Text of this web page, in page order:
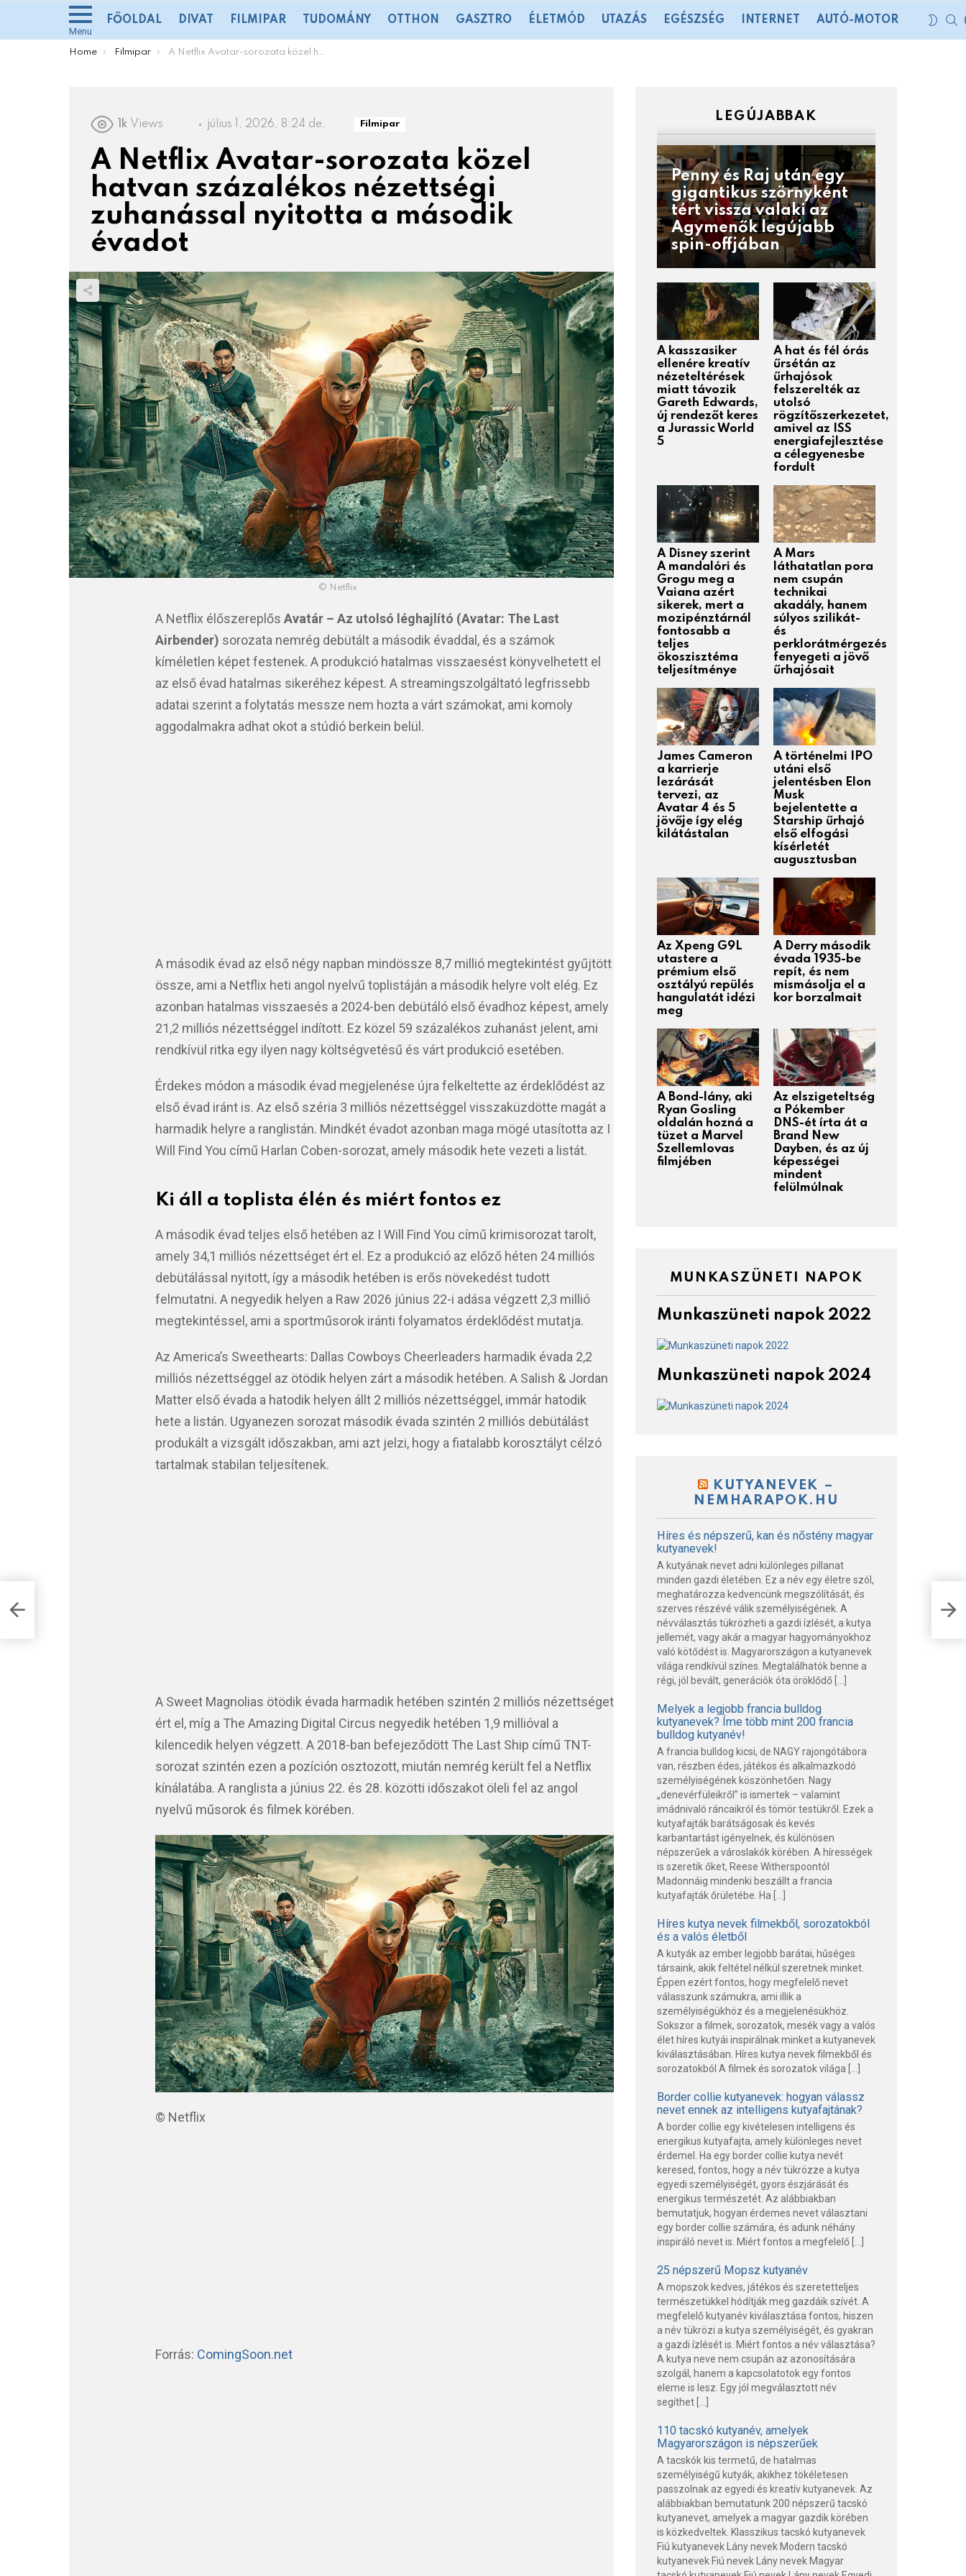
Menu
FŐOLDAL DIVAT FILMIPAR TUDOMÁNY OTTHON GASZTRO ÉLETMÓD UTAZÁS EGÉSZSÉG INTERNET AUTÓ-MOTOR
You are here:
Home Filmipar A Netflix Avatar-sorozata közel hatvan százalékos nézettségi zuhanással nyitotta a második évadot
1k Views július 1, 2026, 8:24 de. Filmipar
A Netflix Avatar-sorozata közel
hatvan százalékos nézettségi
zuhanással nyitotta a második
évadot
© Netflix
A Netflix élőszereplős Avatár – Az utolsó léghajlító (Avatar: The Last
Airbender) sorozata nemrég debütált a második évaddal, és a számok
kíméletlen képet festenek. A produkció hatalmas visszaesést könyvelhetett el
az első évad hatalmas sikeréhez képest. A streamingszolgáltató legfrissebb
adatai szerint a folytatás messze nem hozta a várt számokat, ami komoly
aggodalmakra adhat okot a stúdió berkein belül.
A második évad az első négy napban mindössze 8,7 millió megtekintést gyűjtött
össze, ami a Netflix heti angol nyelvű toplistáján a második helyre volt elég. Ez
azonban hatalmas visszaesés a 2024-ben debütáló első évadhoz képest, amely
21,2 milliós nézettséggel indított. Ez közel 59 százalékos zuhanást jelent, ami
rendkívül ritka egy ilyen nagy költségvetésű és várt produkció esetében.
Érdekes módon a második évad megjelenése újra felkeltette az érdeklődést az
első évad iránt is. Az első széria 3 milliós nézettséggel visszaküzdötte magát a
harmadik helyre a ranglistán. Mindkét évadot azonban maga mögé utasította az I
Will Find You című Harlan Coben-sorozat, amely második hete vezeti a listát.
Ki áll a toplista élén és miért fontos ez
A második évad teljes első hetében az I Will Find You című krimisorozat tarolt,
amely 34,1 milliós nézettséget ért el. Ez a produkció az előző héten 24 milliós
debütálással nyitott, így a második hetében is erős növekedést tudott
felmutatni. A negyedik helyen a Raw 2026 június 22-i adása végzett 2,3 millió
megtekintéssel, ami a sportműsorok iránti folyamatos érdeklődést mutatja.
Az America’s Sweethearts: Dallas Cowboys Cheerleaders harmadik évada 2,2
milliós nézettséggel az ötödik helyen zárt a második hetében. A Salish & Jordan
Matter első évada a hatodik helyen állt 2 milliós nézettséggel, immár hatodik
hete a listán. Ugyanezen sorozat második évada szintén 2 milliós debütálást
produkált a vizsgált időszakban, ami azt jelzi, hogy a fiatalabb korosztályt célzó
tartalmak stabilan teljesítenek.
A Sweet Magnolias ötödik évada harmadik hetében szintén 2 milliós nézettséget
ért el, míg a The Amazing Digital Circus negyedik hetében 1,9 millióval a
kilencedik helyen végzett. A 2018-ban befejeződött The Last Ship című TNT-
sorozat szintén ezen a pozíción osztozott, miután nemrég került fel a Netflix
kínálatába. A ranglista a június 22. és 28. közötti időszakot öleli fel az angol
nyelvű műsorok és filmek körében.
© Netflix
Forrás: ComingSoon.net
LEGÚJABBAK
Penny és Raj után egy
gigantikus szörnyként
tért vissza valaki az
Agymenők legújabb
spin-offjában
A kasszasiker
ellenére kreatív
nézeteltérések
miatt távozik
Gareth Edwards,
új rendezőt keres
a Jurassic World
5
A hat és fél órás
űrsétán az
űrhajósok
felszerelték az
utolsó
rögzítőszerkezetet,
amivel az ISS
energiafejlesztése
a célegyenesbe
fordult
A Disney szerint
A mandalóri és
Grogu meg a
Vaiana azért
sikerek, mert a
mozipénztárnál
fontosabb a
teljes
ökoszisztéma
teljesítménye
A Mars
láthatatlan pora
nem csupán
technikai
akadály, hanem
súlyos szilikát-
és
perklorátmérgezés
fenyegeti a jövő
űrhajósait
James Cameron
a karrierje
lezárását
tervezi, az
Avatar 4 és 5
jövője így elég
kilátástalan
A történelmi IPO
utáni első
jelentésben Elon
Musk
bejelentette a
Starship űrhajó
első elfogási
kísérletét
augusztusban
Az Xpeng G9L
utastere a
prémium első
osztályú repülés
hangulatát idézi
meg
A Derry második
évada 1935-be
repít, és nem
mismásolja el a
kor borzalmait
A Bond-lány, aki
Ryan Gosling
oldalán hozná a
tüzet a Marvel
Szellemlovas
filmjében
Az elszigeteltség
a Pókember
DNS-ét írta át a
Brand New
Dayben, és az új
képességei
mindent
felülmúlnak
MUNKASZÜNETI NAPOK
Munkaszüneti napok 2022
Munkaszüneti napok 2024
KUTYANEVEK –
NEMHARAPOK.HU
Híres és népszerű, kan és nőstény magyar
kutyanevek!
A kutyának nevet adni különleges pillanat
minden gazdi életében. Ez a név egy életre szól,
meghatározza kedvencünk megszólítását, és
szerves részévé válik személyiségének. A
névválasztás tükrözheti a gazdi ízlését, a kutya
jellemét, vagy akár a magyar hagyományokhoz
való kötődést is. Magyarországon a kutyanevek
világa rendkívül színes. Megtalálhatók benne a
régi, jól bevált, generációk óta öröklődő […]
Melyek a legjobb francia bulldog
kutyanevek? Íme több mint 200 francia
bulldog kutyanév!
A francia bulldog kicsi, de NAGY rajongótábora
van, részben édes, játékos és alkalmazkodó
személyiségének köszönhetően. Nagy
„denevérfüleikről” is ismertek – valamint
imádnivaló ráncaikról és tömör testükről. Ezek a
kutyafajták barátságosak és kevés
karbantartást igényelnek, és különösen
népszerűek a városlakók körében. A hírességek
is szeretik őket, Reese Witherspoontól
Madonnáig mindenki beszállt a francia
kutyafajták őrületébe. Ha […]
Híres kutya nevek filmekből, sorozatokból
és a valós életből
A kutyák az ember legjobb barátai, hűséges
társaink, akik feltétel nélkül szeretnek minket.
Éppen ezért fontos, hogy megfelelő nevet
válasszunk számukra, ami illik a
személyiségükhöz és a megjelenésükhöz.
Sokszor a filmek, sorozatok, mesék vagy a valós
élet híres kutyái inspirálnak minket a kutyanevek
kiválasztásában. Híres kutya nevek filmekből és
sorozatokból A filmek és sorozatok világa […]
Border collie kutyanevek: hogyan válassz
nevet ennek az intelligens kutyafajtának?
A border collie egy kivételesen intelligens és
energikus kutyafajta, amely különleges nevet
érdemel. Ha egy border collie kutya nevét
keresed, fontos, hogy a név tükrözze a kutya
egyedi személyiségét, gyors észjárását és
energikus természetét. Az alábbiakban
bemutatjuk, hogyan érdemes nevet választani
egy border collie számára, és adunk néhány
inspiráló nevet is. Miért fontos a megfelelő […]
25 népszerű Mopsz kutyanév
A mopszok kedves, játékos és szeretetteljes
természetükkel hódítják meg gazdáik szívét. A
megfelelő kutyanév kiválasztása fontos, hiszen
a név tükrözi a kutya személyiségét, és gyakran
a gazdi ízlését is. Miért fontos a név választása?
A kutya neve nem csupán az azonosítására
szolgál, hanem a kapcsolatotok egy fontos
eleme is lesz. Egy jól megválasztott név
segíthet […]
110 tacskó kutyanév, amelyek
Magyarországon is népszerűek
A tacskók kis termetű, de hatalmas
személyiségű kutyák, akikhez tökéletesen
passzolnak az egyedi és kreatív kutyanevek. Az
alábbiakban bemutatunk 200 népszerű tacskó
kutyanevet, amelyek a magyar gazdik körében
is közkedveltek. Klasszikus tacskó kutyanevek
Fiú kutyanevek Lány nevek Modern tacskó
kutyanevek Fiú nevek Lány nevek Magyar